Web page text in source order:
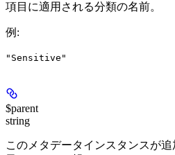
項目に適用される分類の名前。
例 :
"Sensitive"
$parent
string
このメタデータインスタンスが